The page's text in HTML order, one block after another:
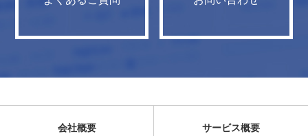
会社概要 サービス概要